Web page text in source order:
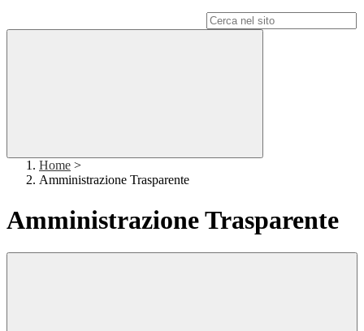
Home >
Amministrazione Trasparente
Amministrazione Trasparente